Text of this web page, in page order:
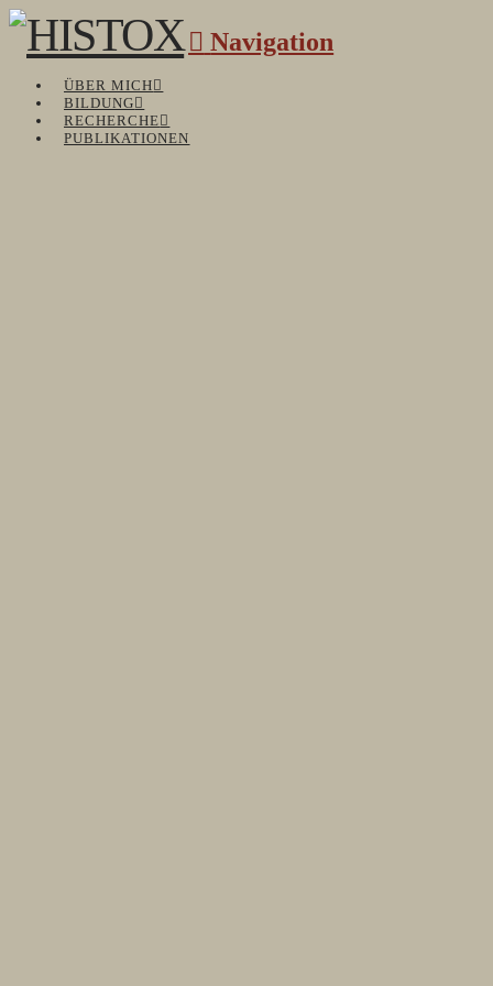
Navigation
ÜBER MICH
BILDUNG
RECHERCHE
PUBLIKATIONEN